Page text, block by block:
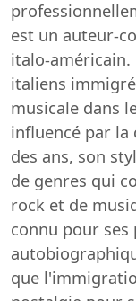
est un auteur-
italo-américain.
italiens
musicale dans
influencé par
des ans, son
de genres qui
rock et de
connu pour
que